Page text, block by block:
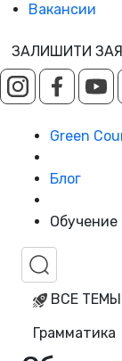
Вакансии
ЗАЛИШИТИ
Green
Блог
Обучение
ВСЕ ТЕМЫ
Грамматика